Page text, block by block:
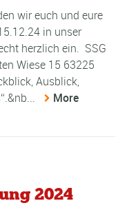
wir euch und eure
in unser
herzlich ein. SSG
Wiese 15 63225
Ausblick,
More
2024